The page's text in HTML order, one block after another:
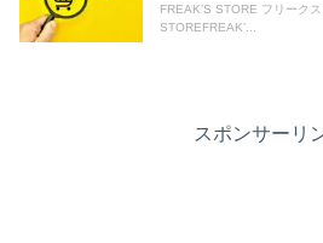
FREAK’S STORE フリーク
STOREFREAK’...
スポンサーリ